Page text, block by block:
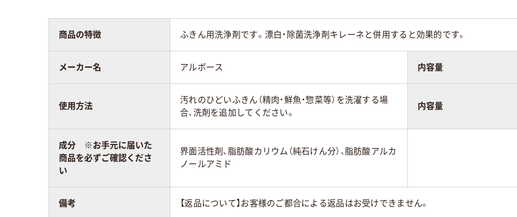
商品の特徴 ふきん用洗浄剤です。漂白・除菌洗浄剤キレーネと併用すると効果的です。
メーカー名 アルボース 内容量
使用方法
汚れのひどいふきん（精肉・鮮魚・惣菜等）を洗濯する場
合、洗剤を追加してください。
内容量
成分 ※お手元に届いた
商品を必ずご確認くださ
い
界面活性剤、脂肪酸カリウム（純石けん分）、脂肪酸アルカ
ノールアミド
備考 【返品について】お客様のご都合による返品はお受けできません。